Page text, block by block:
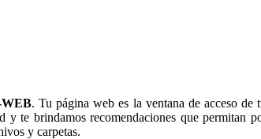
. Tu página web es la ventana de acceso de
te brindamos recomendaciones que permitan
y carpetas.